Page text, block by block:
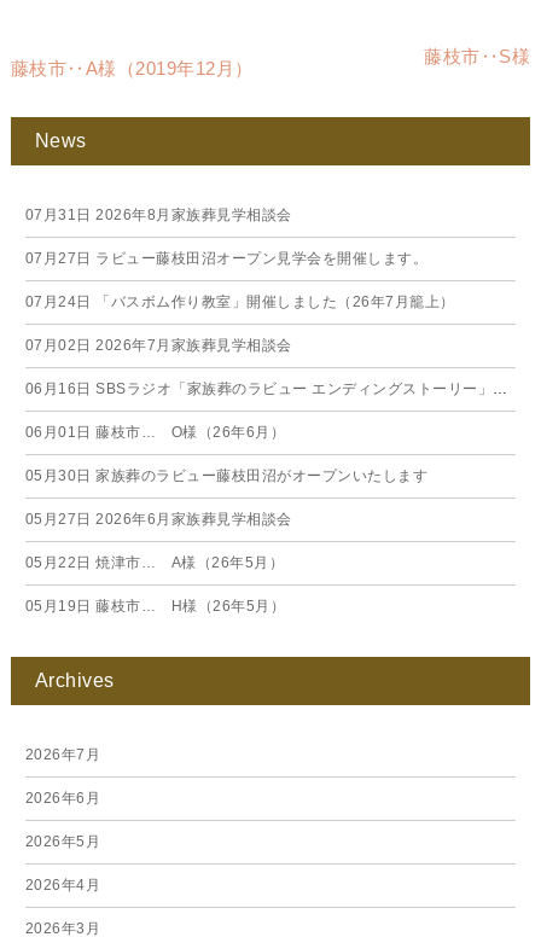
藤枝市‥A様（2019年12月）
藤枝市‥S様
News
07月31日 2026年8月家族葬見学相談会
07月27日 ラビュー藤枝田沼オープン見学会を開催します。
07月24日 「バスボム作り教室」開催しました（26年7月籠上）
07月02日 2026年7月家族葬見学相談会
06月16日 SBSラジオ「家族葬のラビュー エンディングストーリー」に弊社スタッフが出演いたしました（26年6月）
06月01日 藤枝市… O様（26年6月）
05月30日 家族葬のラビュー藤枝田沼がオープンいたします
05月27日 2026年6月家族葬見学相談会
05月22日 焼津市… A様（26年5月）
05月19日 藤枝市… H様（26年5月）
Archives
2026年7月
2026年6月
2026年5月
2026年4月
2026年3月